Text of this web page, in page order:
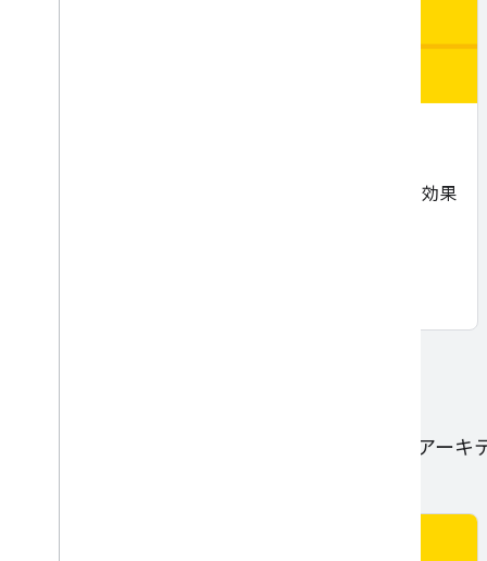
数値データを分析して変換し、ML モデルをより効果
これらのモジュールでは、高度な ML モデル アーキ